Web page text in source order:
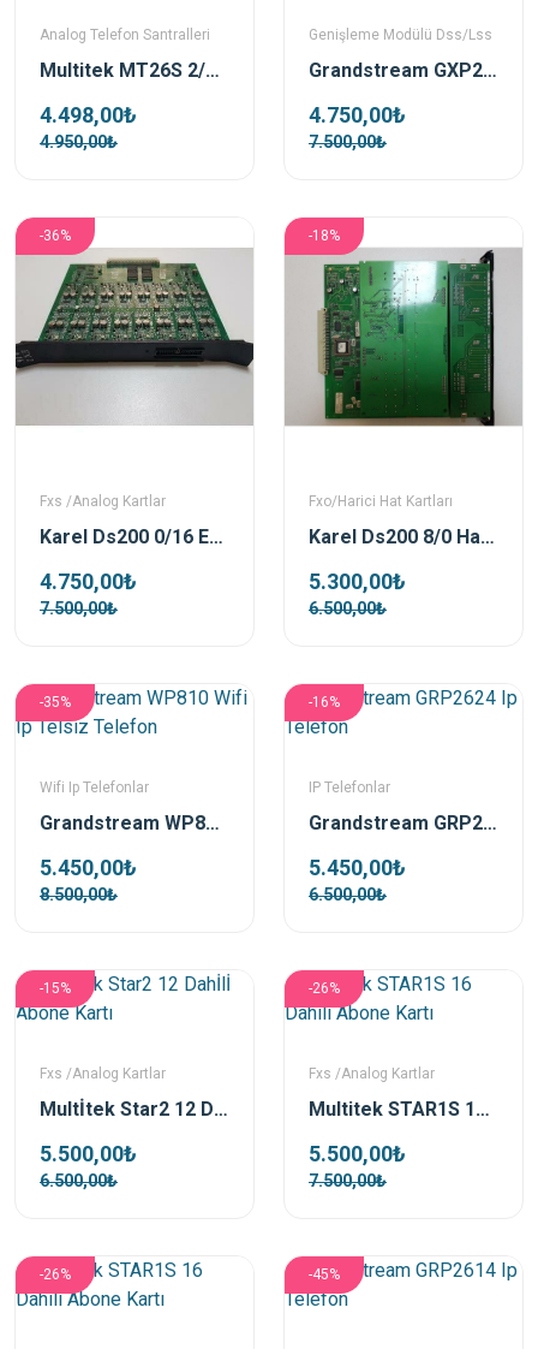
Analog Telefon Santralleri
Multitek MT26S 2/6 Kapasiteli Telefon Santrali
4.498,00₺
4.950,00₺
Genişleme Modülü Dss/Lss
Grandstream GXP2200EXT Genişleme Modülü
4.750,00₺
7.500,00₺
-36%
Fxs /Analog Kartlar
Karel Ds200 0/16 Ext Dahili Abone Kartı
4.750,00₺
7.500,00₺
-18%
Fxo/Harici Hat Kartları
Karel Ds200 8/0 Harici Hat Kartı
5.300,00₺
6.500,00₺
-35%
Wifi Ip Telefonlar
Grandstream WP810 Wifi Ip Telsiz Telefon
5.450,00₺
8.500,00₺
-16%
IP Telefonlar
Grandstream GRP2624 Ip Telefon
5.450,00₺
6.500,00₺
-15%
Fxs /Analog Kartlar
Multİtek Star2 12 Dahİlİ Abone Kartı
5.500,00₺
6.500,00₺
-26%
Fxs /Analog Kartlar
Multitek STAR1S 16 Dahili Abone Kartı
5.500,00₺
7.500,00₺
-26% -45%